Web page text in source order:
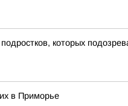
которых
в Приморье